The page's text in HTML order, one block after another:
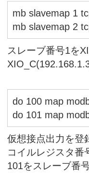
mb slavemap 1
mb slavemap 2
スレーブ番号1を
do 100 map
do 101 map
仮想接点出力を登
コイルレジスタ番
101をスレーブ番